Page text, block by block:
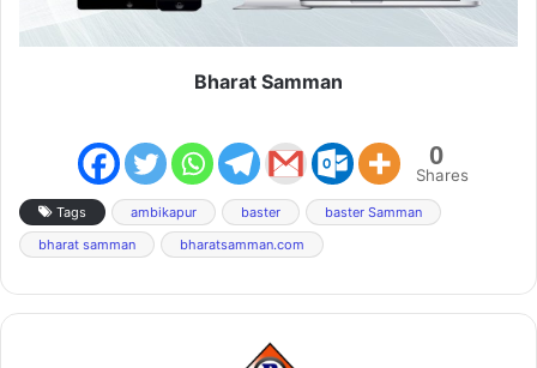
Bharat Samman
0
Shares
Tags ambikapur baster
baster Samman
bharat samman
bharatsamman.com